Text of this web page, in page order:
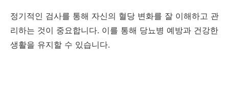
정기적인 검사를 통해 자신의 혈당 변화를 잘 이해하고 관
리하는 것이 중요합니다. 이를 통해 당뇨병 예방과 건강한
생활을 유지할 수 있습니다.